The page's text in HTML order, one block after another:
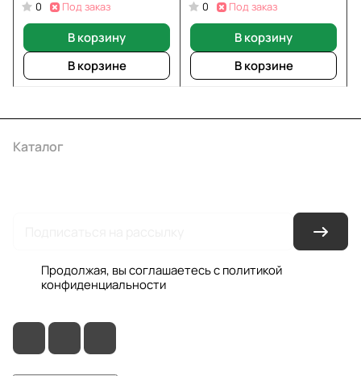
0 Под заказ
В корзину
В корзине
0 Под заказ
В корзину
В корзине
Каталог
Продолжая, вы соглашаетесь с политикой
конфиденциальности